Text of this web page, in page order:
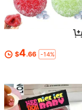
$4.66 -14%